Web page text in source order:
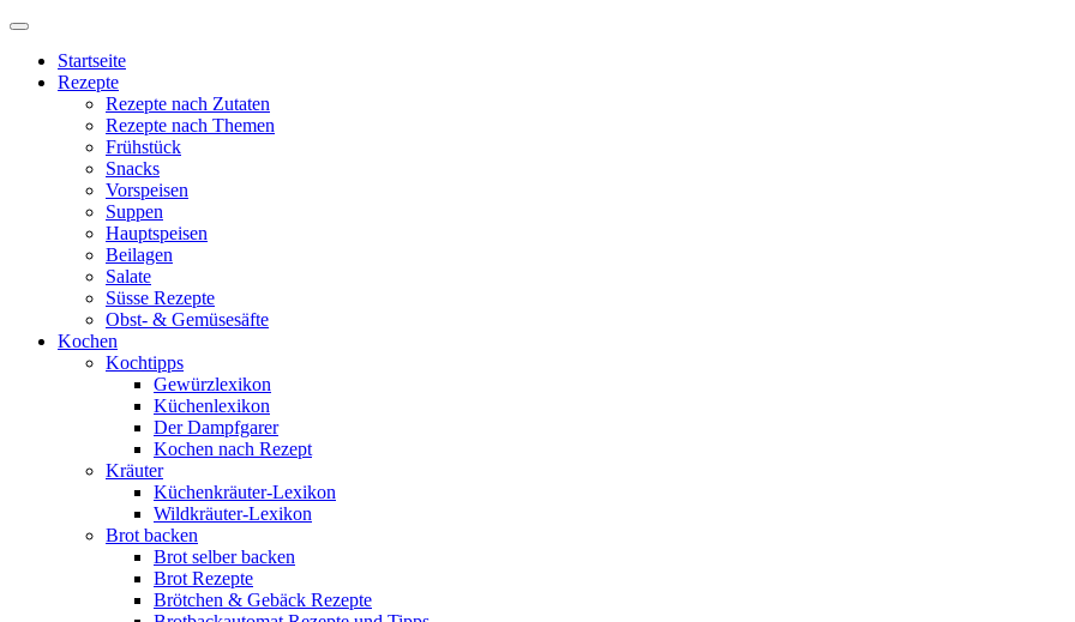
Startseite
Rezepte
Rezepte nach Zutaten
Rezepte nach Themen
Frühstück
Snacks
Vorspeisen
Suppen
Hauptspeisen
Beilagen
Salate
Süsse Rezepte
Obst- & Gemüsesäfte
Kochen
Kochtipps
Gewürzlexikon
Küchenlexikon
Der Dampfgarer
Kochen nach Rezept
Kräuter
Küchenkräuter-Lexikon
Wildkräuter-Lexikon
Brot backen
Brot selber backen
Brot Rezepte
Brötchen & Gebäck Rezepte